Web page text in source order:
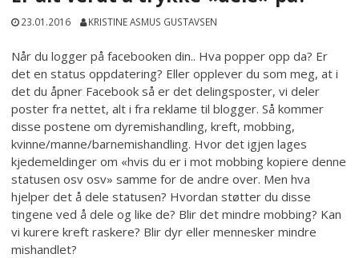
23.01.2016 KRISTINE ASMUS GUSTAVSEN
Når du logger på facebooken din.. Hva popper opp da? Er
det en status oppdatering? Eller opplever du som meg, at i
det du åpner Facebook så er det delingsposter, vi deler
poster fra nettet, alt i fra reklame til blogger. Så kommer
disse postene om dyremishandling, kreft, mobbing,
kvinne/manne/barnemishandling. Hvor det igjen lages
kjedemeldinger om «hvis du er i mot mobbing kopiere denne
statusen osv osv» samme for de andre over. Men hva
hjelper det å dele statusen? Hvordan støtter du disse
tingene ved å dele og like de? Blir det mindre mobbing? Kan
vi kurere kreft raskere? Blir dyr eller mennesker mindre
mishandlet?